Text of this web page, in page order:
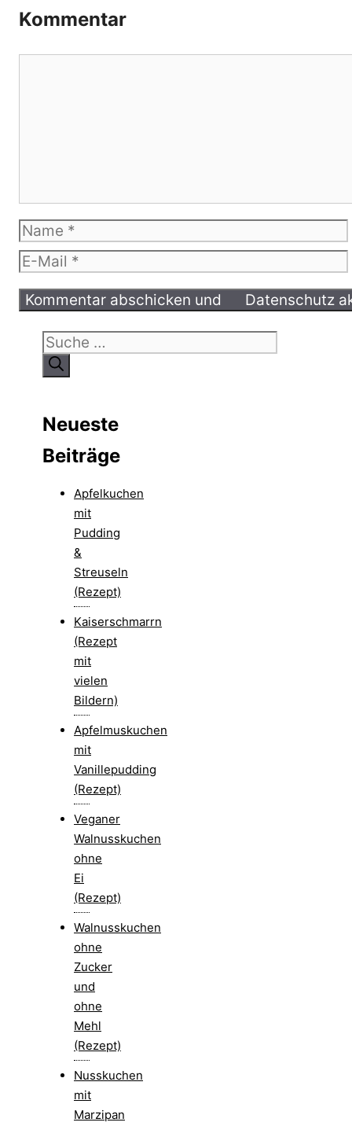
Kommentar
Name
E-
Mail
Suche
nach:
Neueste
Beiträge
Apfelkuchen
mit
Pudding
&
Streuseln
(Rezept)
Kaiserschmarrn
(Rezept
mit
vielen
Bildern)
Apfelmuskuchen
mit
Vanillepudding
(Rezept)
Veganer
Walnusskuchen
ohne
Ei
(Rezept)
Walnusskuchen
ohne
Zucker
und
ohne
Mehl
(Rezept)
Nusskuchen
mit
Marzipan